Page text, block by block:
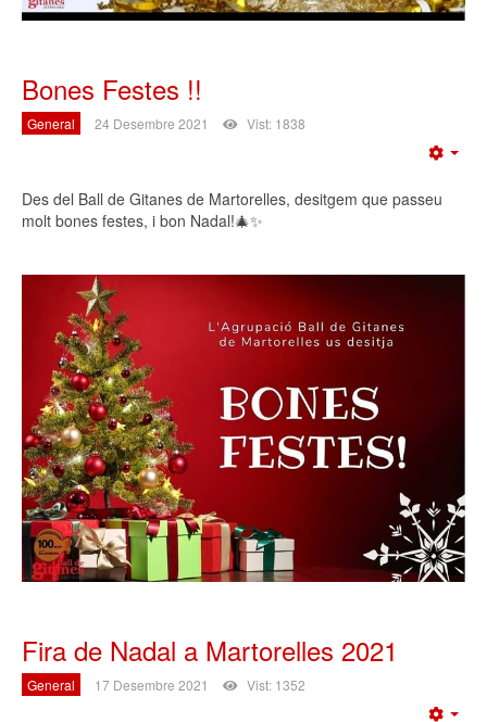
Bones Festes !!
General 24 Desembre 2021 Vist: 1838
Des del Ball de Gitanes de Martorelles, desitgem que passeu
molt bones festes, i bon Nadal!🎄✨
Fira de Nadal a Martorelles 2021
General 17 Desembre 2021 Vist: 1352